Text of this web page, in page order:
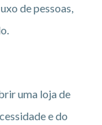
de pessoas,
uma loja de
e do